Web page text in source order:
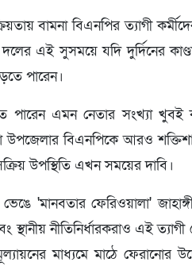
বামনা বিএনপির ত্যাগী
এই সুসময়ে যদি দুর্দিনের
পারেন।
পারেন এমন নেতার সংখ্যা খুবই
উপজেলার বিএনপিকে আরও
উপস্থিতি এখন সময়ের দাবি।
'মানবতার ফেরিওয়ালা'
স্থানীয় নীতিনির্ধারকরাও এই
মাধ্যমে মাঠে ফেরানোর